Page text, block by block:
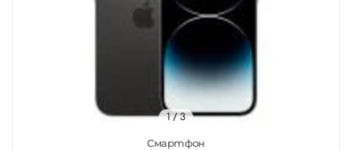
Смартфон
1/ 3